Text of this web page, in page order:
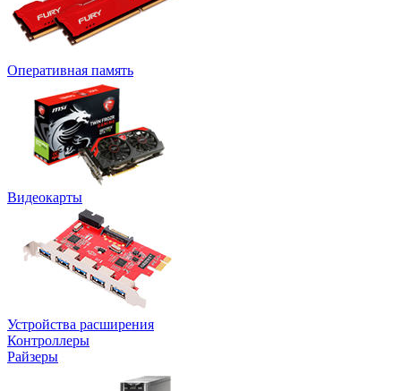
Оперативная память
Видеокарты
Устройства расширения
Контроллеры
Райзеры